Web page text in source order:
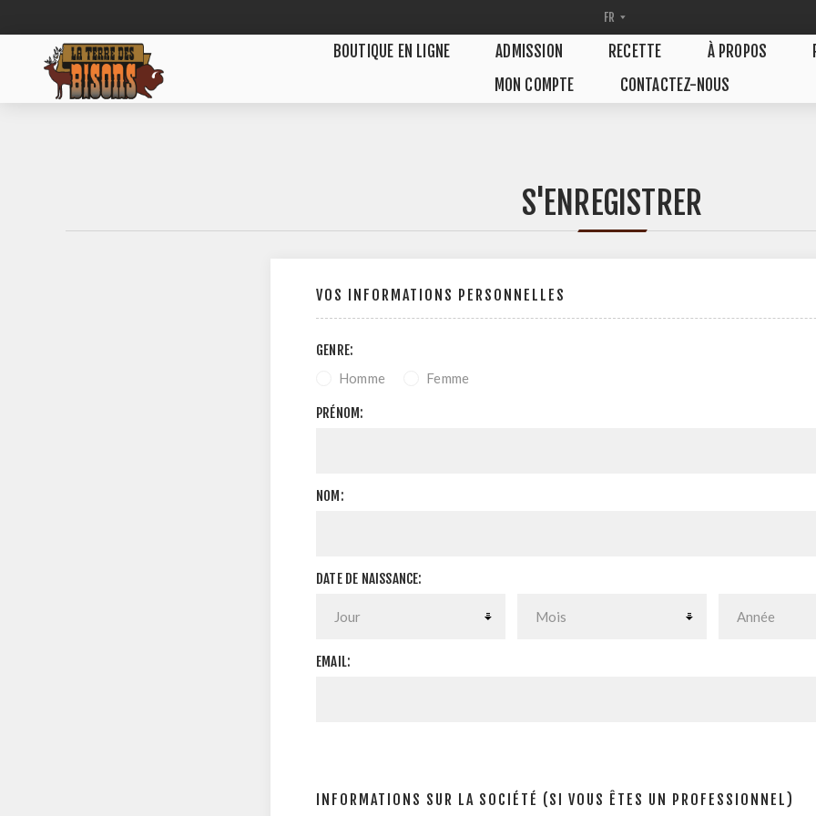
BOUTIQUE EN LIGNE ADMISSION RECETTE À PROPOS
MON COMPTE
CONTACTEZ-NOUS
S'ENREGISTRER
VOS INFORMATIONS PERSONNELLES
GENRE:
Homme Femme
PRÉNOM:
NOM:
DATE DE NAISSANCE:
EMAIL:
INFORMATIONS SUR LA SOCIÉTÉ (SI VOUS ÊTES UN PROFESSIONNEL)